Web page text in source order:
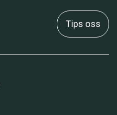
Tips oss